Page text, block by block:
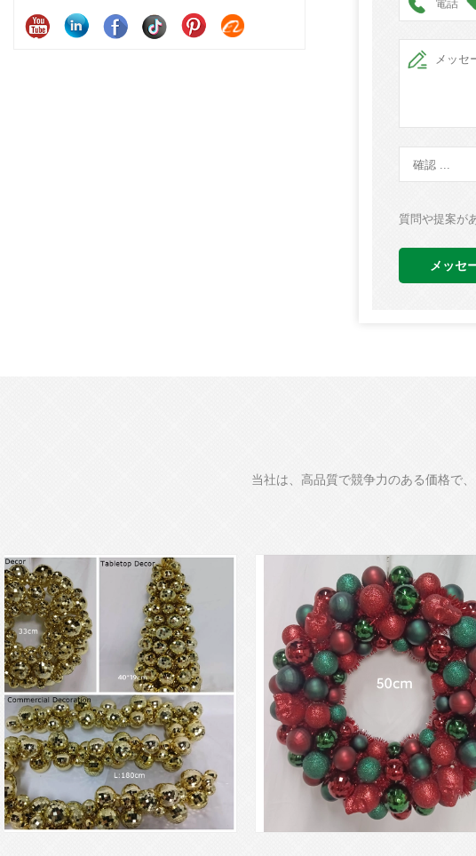
電話
質問や提案が
メッセ
当社は、高品質で競争力のある価格で